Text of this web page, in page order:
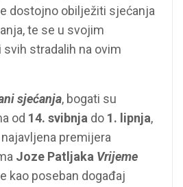
dostojno obilježiti sjećanja
te se u svojim
stradalih na ovim
sjećanja, bogati su
od 14. svibnja do 1. lipnja,
premijera
Joze Patljaka Vrijeme
kao poseban događaj